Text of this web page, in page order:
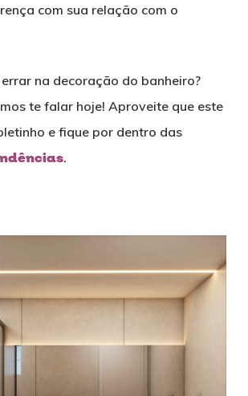
com sua relação com o
na decoração do banheiro?
te falar hoje! Aproveite que este
e fique por dentro das
.